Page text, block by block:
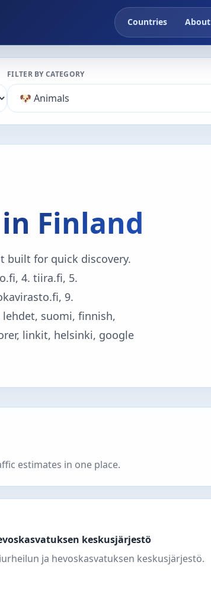
Countries About
FILTER BY CATEGORY
Finland
built for quick discovery.
4. tiira.fi, 5.
9.
suomi, finnish,
linkit, helsinki, google
estimates in one place.
keskusjärjestö
ja hevoskasvatuksen keskusjärjestö.